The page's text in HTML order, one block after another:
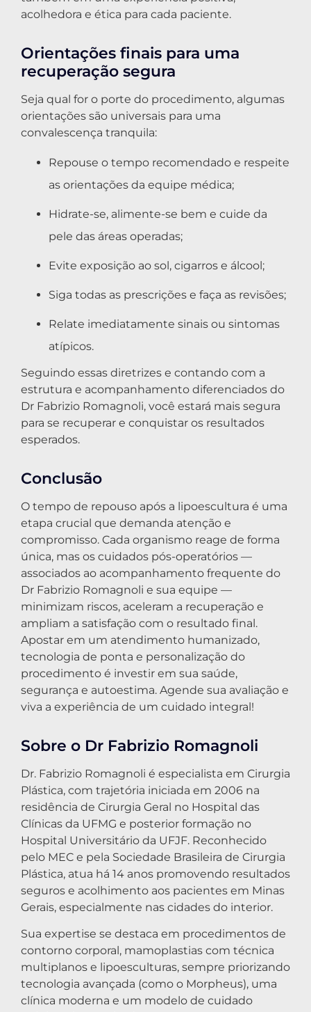
acolhedora e ética para cada paciente.
Orientações finais para uma
recuperação segura
Seja qual for o porte do procedimento, algumas
orientações são universais para uma
convalescença tranquila:
Repouse o tempo recomendado e respeite
as orientações da equipe médica;
Hidrate-se, alimente-se bem e cuide da
pele das áreas operadas;
Evite exposição ao sol, cigarros e álcool;
Siga todas as prescrições e faça as revisões;
Relate imediatamente sinais ou sintomas
atípicos.
Seguindo essas diretrizes e contando com a
estrutura e acompanhamento diferenciados do
Dr Fabrizio Romagnoli, você estará mais segura
para se recuperar e conquistar os resultados
esperados.
Conclusão
O tempo de repouso após a lipoescultura é uma
etapa crucial que demanda atenção e
compromisso. Cada organismo reage de forma
única, mas os cuidados pós-operatórios —
associados ao acompanhamento frequente do
Dr Fabrizio Romagnoli e sua equipe —
minimizam riscos, aceleram a recuperação e
ampliam a satisfação com o resultado final.
Apostar em um atendimento humanizado,
tecnologia de ponta e personalização do
procedimento é investir em sua saúde,
segurança e autoestima. Agende sua avaliação e
viva a experiência de um cuidado integral!
Sobre o Dr Fabrizio Romagnoli
Dr. Fabrizio Romagnoli é especialista em Cirurgia
Plástica, com trajetória iniciada em 2006 na
residência de Cirurgia Geral no Hospital das
Clínicas da UFMG e posterior formação no
Hospital Universitário da UFJF. Reconhecido
pelo MEC e pela Sociedade Brasileira de Cirurgia
Plástica, atua há 14 anos promovendo resultados
seguros e acolhimento aos pacientes em Minas
Gerais, especialmente nas cidades do interior.
Sua expertise se destaca em procedimentos de
contorno corporal, mamoplastias com técnica
multiplanos e lipoesculturas, sempre priorizando
tecnologia avançada (como o Morpheus), uma
clínica moderna e um modelo de cuidado